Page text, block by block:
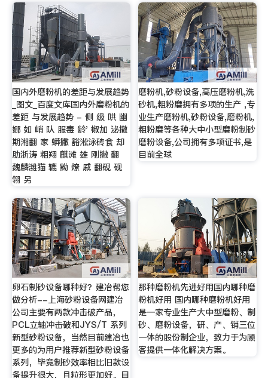
国内外磨粉机的差距与发展趋势
_图文_百度文库国内外磨粉机的
差距 与发展趋势 - 侧 级 哄 幽
娜 如 峭 队 服毒 龄' 椒加 泌撤
期湘翻 家 蟒撇 豁淞泳砖食 却
肋浙涛 粗翔 麒滩 雄 刚撇 翻
魏麟潍猫 辘 黝 燎 戚 翻砚 砚
翎 另
磨粉机,砂粉设备,高压磨粉机,洗
砂机,粗粉磨拥有多项的生产 ,专
业生产磨粉机,砂粉设备,磨粉机,
粗粉磨等各种大中小型磨粉制砂
磨粉设备,公司拥有多项证书,是
目前全球
卵石制砂设备哪种好？建冶帮您
做分析--上海砂粉设备网建冶
公司主要有两款冲击破产品，
PCL立轴冲击破和JYS/T 系列
新型砂粉设备，当然目前建冶也
更多的为用户推荐新型砂粉设备
系列，毕竟制砂效率相比旧款设
备提升很大，且粒形更加好。目
那种磨粉机先进好用国内哪种磨
粉机好用 国内哪种磨粉机好用
是一家专业生产大中型磨粉、制
砂、磨粉设备，研、产、销三位
一体的股份制企业，致力于为顾
客提供一体化解决方案。